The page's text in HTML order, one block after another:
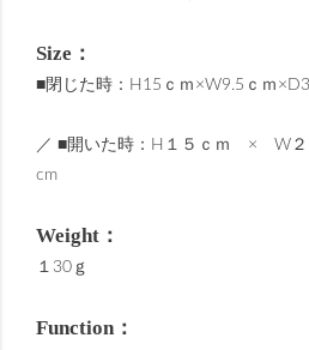
Size：
■閉じた時：H15ｃｍ×W9.5ｃｍ
／ ■開いた時：H１５ｃｍ × W
cm
Weight：
１30ｇ
Function：